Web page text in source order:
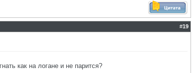
#19
как на логане и не парится?